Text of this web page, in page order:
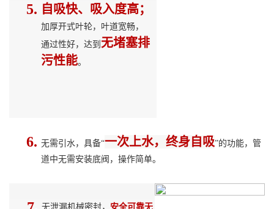
5. 自吸快、吸入度高；
加厚开式叶轮，叶道宽畅，
通过性好，达到 无堵塞排
污性能。
6. 无需引水，具备“一次上水，终身自吸”的功能，管
道中无需安装底阀，操作简单。
无泄漏机械密封， 安全可靠无